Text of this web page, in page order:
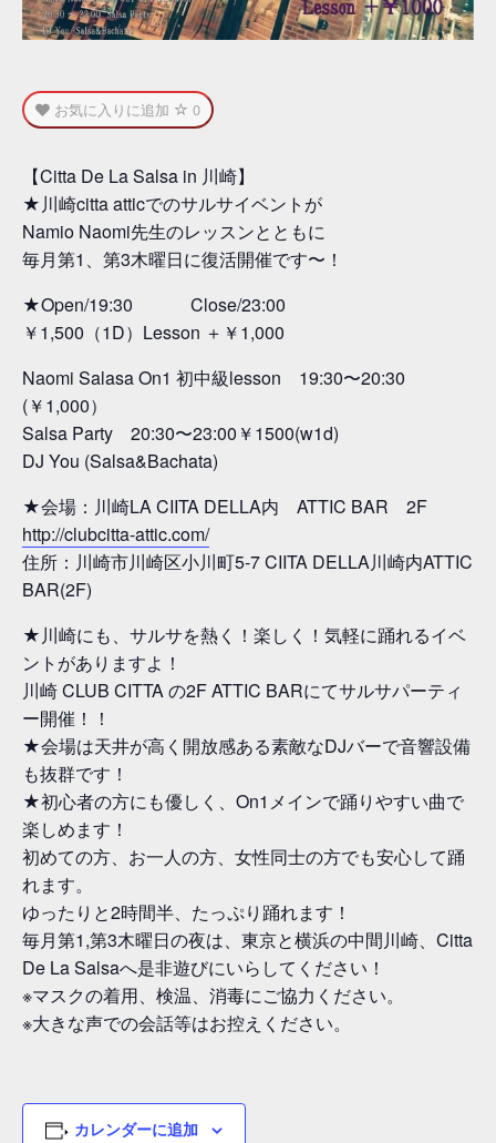
お気に入りに追加 0
【Citta De La Salsa in 川崎】
★川崎citta atticでのサルサイベントが
Namio Naomi先生のレッスンとともに
毎月第1、第3木曜日に復活開催です〜！
★Open/19:30 Close/23:00
￥1,500（1D）Lesson ＋￥1,000
Naomi Salasa On1 初中級lesson 19:30〜20:30
(￥1,000）
Salsa Party 20:30〜23:00￥1500(w1d)
DJ You (Salsa&Bachata)
★会場：川崎LA CIITA DELLA内 ATTIC BAR 2F
http://clubcitta-attic.com/
住所：川崎市川崎区小川町5-7 CIITA DELLA川崎内ATTIC
BAR(2F)
★川崎にも、サルサを熱く！楽しく！気軽に踊れるイベ
ントがありますよ！
川崎 CLUB CITTA の2F ATTIC BARにてサルサパーティ
ー開催！！
★会場は天井が高く開放感ある素敵なDJバーで音響設備
も抜群です！
★初心者の方にも優しく、On1メインで踊りやすい曲で
楽しめます！
初めての方、お一人の方、女性同士の方でも安心して踊
れます。
ゆったりと2時間半、たっぷり踊れます！
毎月第1,第3木曜日の夜は、東京と横浜の中間川崎、Citta
De La Salsaへ是非遊びにいらしてください！
※マスクの着用、検温、消毒にご協力ください。
※大きな声での会話等はお控えください。
カレンダーに追加